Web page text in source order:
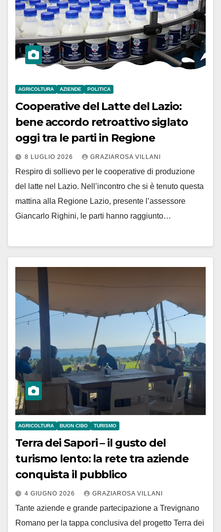
AGRICOLTURA AZIENDE POLITICA
Cooperative del Latte del Lazio:
bene accordo retroattivo siglato
oggi tra le parti in Regione
8 LUGLIO 2026 GRAZIAROSA VILLANI
Respiro di sollievo per le cooperative di produzione
del latte nel Lazio. Nell’incontro che si è tenuto questa
mattina alla Regione Lazio, presente l’assessore
Giancarlo Righini, le parti hanno raggiunto…
AGRICOLTURA BUON CIBO TURISMO
Terra dei Sapori – il gusto del
turismo lento: la rete tra aziende
conquista il pubblico
4 GIUGNO 2026 GRAZIAROSA VILLANI
Tante aziende e grande partecipazione a Trevignano
Romano per la tappa conclusiva del progetto Terra dei